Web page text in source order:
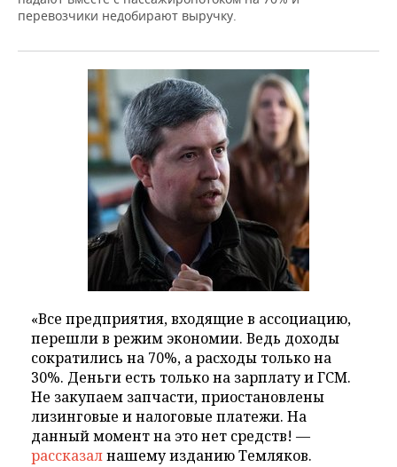
перевозчики недобирают выручку.
«Все предприятия, входящие в ассоциацию,
перешли в режим экономии. Ведь доходы
сократились на 70%, а расходы только на
30%. Деньги есть только на зарплату и ГСМ.
Не закупаем запчасти, приостановлены
лизинговые и налоговые платежи. На
данный момент на это нет средств! —
рассказалнашему изданию Темляков.